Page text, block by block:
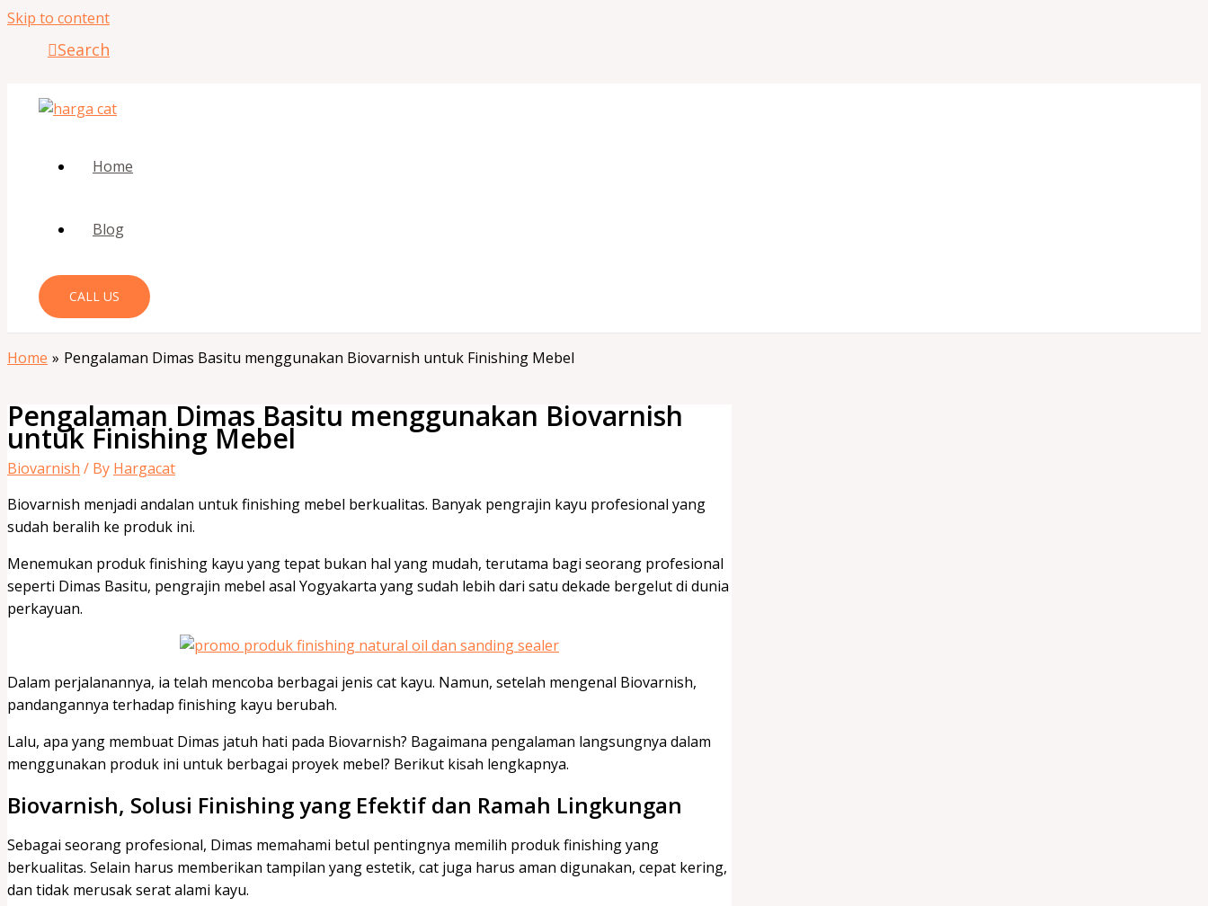
Skip to content
Search
Home
Blog
CALL US
Home Pengalaman Dimas Basitu menggunakan Biovarnish untuk Finishing Mebel
Pengalaman Dimas Basitu menggunakan Biovarnish
untuk Finishing Mebel
Biovarnish / By Hargacat
Biovarnish menjadi andalan untuk finishing mebel berkualitas. Banyak pengrajin kayu profesional yang
sudah beralih ke produk ini.
Menemukan produk finishing kayu yang tepat bukan hal yang mudah, terutama bagi seorang profesional
seperti Dimas Basitu, pengrajin mebel asal Yogyakarta yang sudah lebih dari satu dekade bergelut di dunia
perkayuan.
Dalam perjalanannya, ia telah mencoba berbagai jenis cat kayu. Namun, setelah mengenal Biovarnish,
pandangannya terhadap finishing kayu berubah.
Lalu, apa yang membuat Dimas jatuh hati pada Biovarnish? Bagaimana pengalaman langsungnya dalam
menggunakan produk ini untuk berbagai proyek mebel? Berikut kisah lengkapnya.
Biovarnish, Solusi Finishing yang Efektif dan Ramah Lingkungan
Sebagai seorang profesional, Dimas memahami betul pentingnya memilih produk finishing yang
berkualitas. Selain harus memberikan tampilan yang estetik, cat juga harus aman digunakan, cepat kering,
dan tidak merusak serat alami kayu.